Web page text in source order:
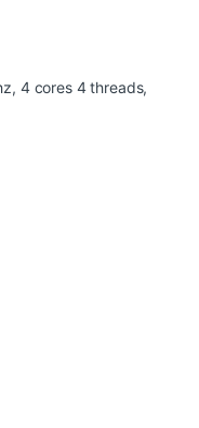
4 cores 4 threads,